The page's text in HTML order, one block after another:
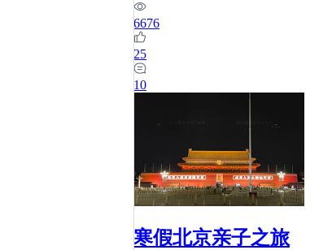
6676
25
10
寒假北京亲子之旅